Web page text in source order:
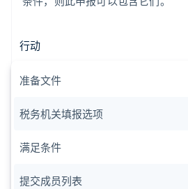
行动
准备文件
税务机关填报选项
满足条件
提交成员列表